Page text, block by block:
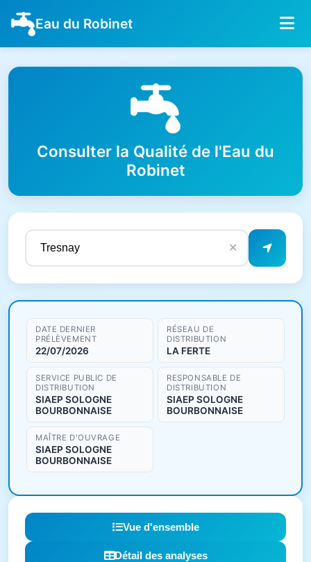
Eau du Robinet
Consulter la Qualité de l'Eau du
Robinet
✕
Résultats de qualité de l'eau
DATE DERNIER
PRÉLÈVEMENT
22/07/2026
RÉSEAU DE
DISTRIBUTION
LA FERTE
SERVICE PUBLIC DE
DISTRIBUTION
SIAEP SOLOGNE
BOURBONNAISE
RESPONSABLE DE
DISTRIBUTION
SIAEP SOLOGNE
BOURBONNAISE
MAÎTRE D'OUVRAGE
SIAEP SOLOGNE
BOURBONNAISE
Vue d'ensemble
Détail des analyses